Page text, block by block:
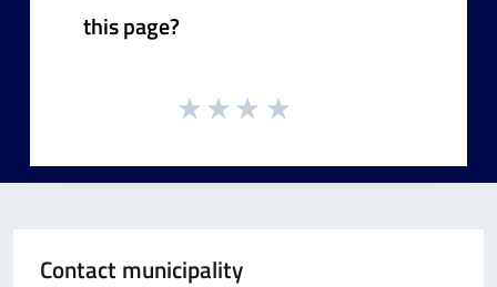
this page?
Contact municipality